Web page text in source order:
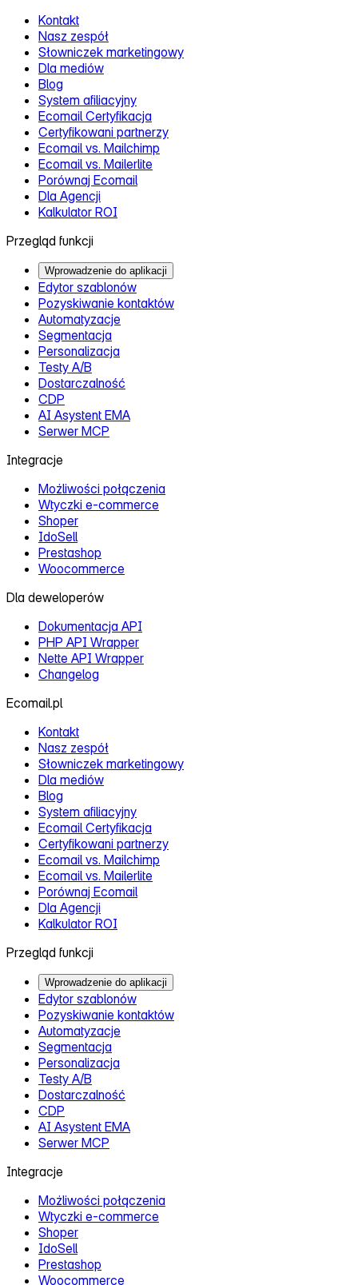
Kontakt
Nasz zespół
Słowniczek marketingowy
Dla mediów
Blog
System afiliacyjny
Ecomail Certyfikacja
Certyfikowani partnerzy
Ecomail vs. Mailchimp
Ecomail vs. Mailerlite
Porównaj Ecomail
Dla Agencji
Kalkulator ROI
Przegląd funkcji
Wprowadzenie do aplikacji
Edytor szablonów
Pozyskiwanie kontaktów
Automatyzacje
Segmentacja
Personalizacja
Testy A/B
Dostarczalność
CDP
AI Asystent EMA
Serwer MCP
Integracje
Możliwości połączenia
Wtyczki e‑commerce
Shoper
IdoSell
Prestashop
Woocommerce
Dla deweloperów
Dokumentacja API
PHP API Wrapper
Nette API Wrapper
Changelog
Ecomail.pl
Kontakt
Nasz zespół
Słowniczek marketingowy
Dla mediów
Blog
System afiliacyjny
Ecomail Certyfikacja
Certyfikowani partnerzy
Ecomail vs. Mailchimp
Ecomail vs. Mailerlite
Porównaj Ecomail
Dla Agencji
Kalkulator ROI
Przegląd funkcji
Wprowadzenie do aplikacji
Edytor szablonów
Pozyskiwanie kontaktów
Automatyzacje
Segmentacja
Personalizacja
Testy A/B
Dostarczalność
CDP
AI Asystent EMA
Serwer MCP
Integracje
Możliwości połączenia
Wtyczki e‑commerce
Shoper
IdoSell
Prestashop
Woocommerce